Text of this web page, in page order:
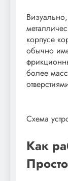
корпусе
обычно
более
Схема
Как